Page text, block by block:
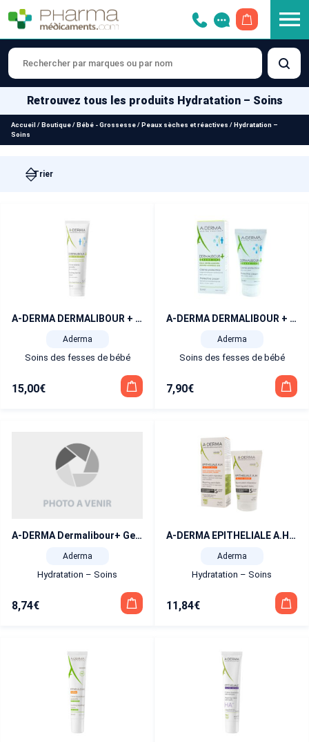
Retrouvez tous les produits Hydratation – Soins
Accueil / Boutique/ Bébé - Grossesse/ Peaux sèches et réactives / Hydratation –
Soins
A-DERMA DERMALIBOUR + BARRIER Crème isolante apaisante 100 ml
Aderma
Soins des fesses de bébé
15,00€
A-DERMA DERMALIBOUR + crème (barrier) 50 ml
Aderma
Soins des fesses de bébé
7,90€
A-DERMA Dermalibour+ Gel Moussant Assainissant 100 ml
Aderma
Hydratation – Soins
8,74€
A-DERMA EPITHELIALE A.H Ultra Repair Baume-Patch Réparateur 50 g
Aderma
Hydratation – Soins
11,84€